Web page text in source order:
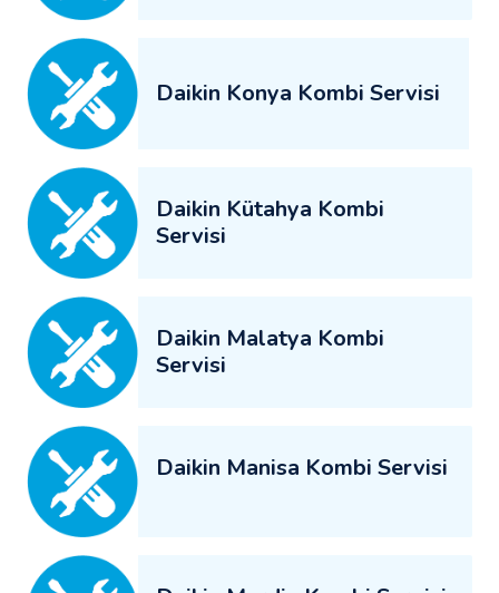
Daikin Konya Kombi Servisi
Daikin Kütahya Kombi
Servisi
Daikin Malatya Kombi
Servisi
Daikin Manisa Kombi Servisi